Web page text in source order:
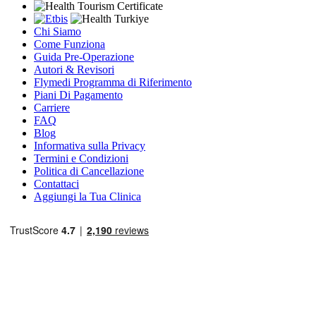
Chi Siamo
Come Funziona
Guida Pre-Operazione
Autori & Revisori
Flymedi Programma di Riferimento
Piani Di Pagamento
Carriere
FAQ
Blog
Informativa sulla Privacy
Termini e Condizioni
Politica di Cancellazione
Contattaci
Aggiungi la Tua Clinica